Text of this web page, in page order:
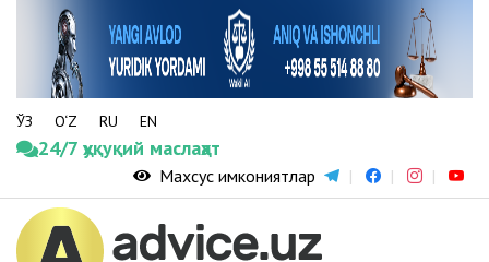
ЎЗ O‘Z RU EN
24/7 ҳуқуқий маслаҳат
Махсус имкониятлар